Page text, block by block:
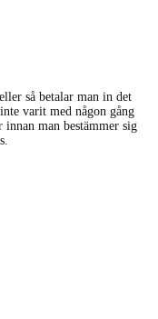
så betalar man in det
varit med någon gång
innan man bestämmer sig